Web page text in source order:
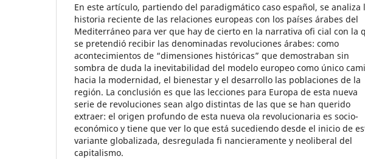
En este artículo, partiendo del paradigmático caso español, se analiza
historia reciente de las relaciones europeas con los países árabes del
Mediterráneo para ver que hay de cierto en la narrativa ofi cial con la
se pretendió recibir las denominadas revoluciones árabes: como
acontecimientos de “dimensiones históricas” que demostraban sin
sombra de duda la inevitabilidad del modelo europeo como único
hacia la modernidad, el bienestar y el desarrollo las poblaciones de la
región. La conclusión es que las lecciones para Europa de esta nueva
serie de revoluciones sean algo distintas de las que se han querido
extraer: el origen profundo de esta nueva ola revolucionaria es socio-
económico y tiene que ver lo que está sucediendo desde el inicio de
variante globalizada, desregulada fi nancieramente y neoliberal del
capitalismo.